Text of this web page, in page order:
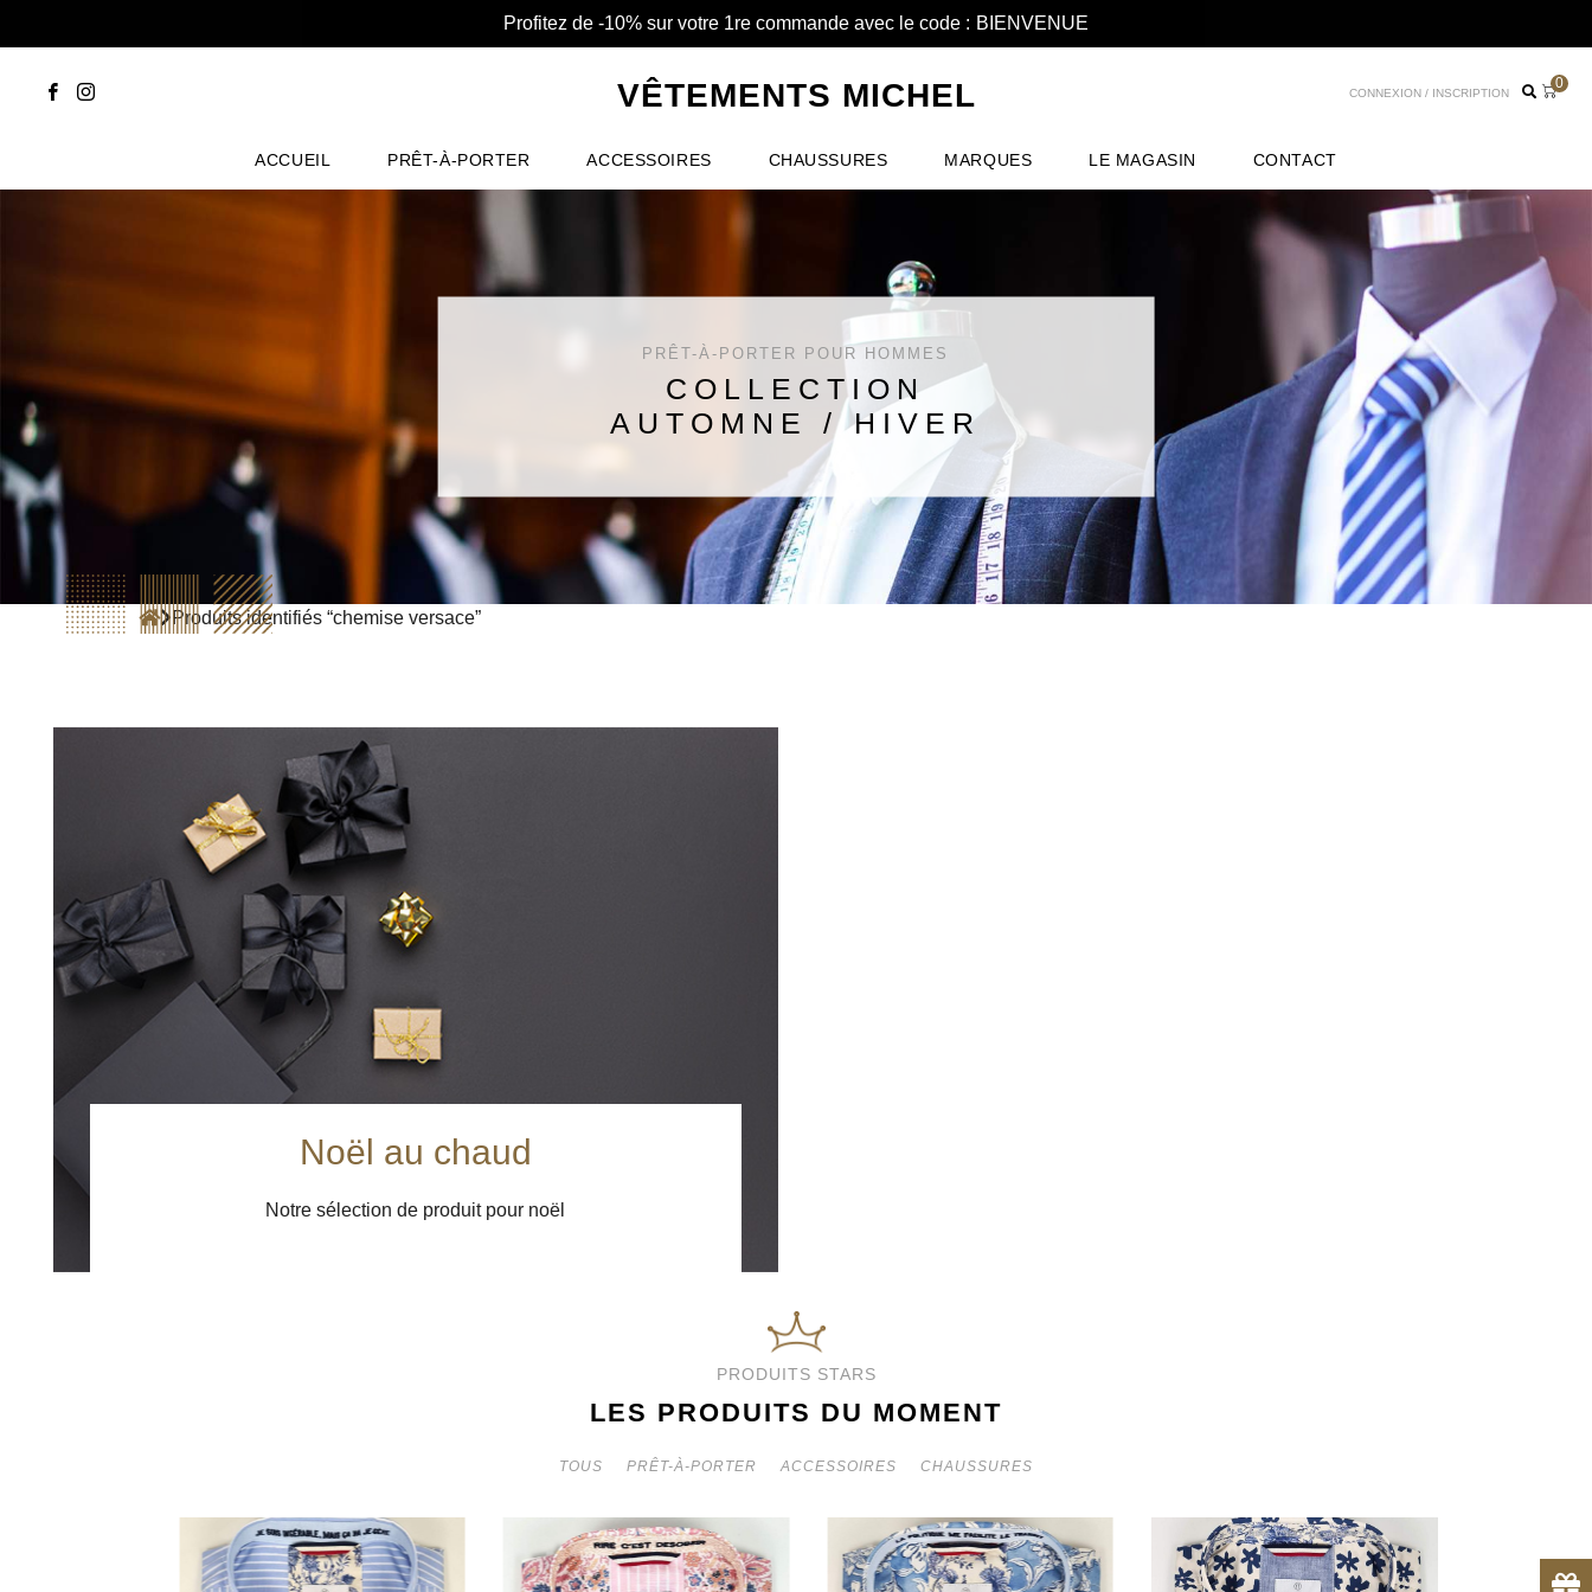
Profitez de -10% sur votre 1re commande avec le code : BIENVENUE
VÊTEMENTS MICHEL CONNEXION / INSCRIPTION
0
ACCUEIL PRÊT-À-PORTER ACCESSOIRES CHAUSSURES MARQUES LE MAGASIN CONTACT
PRÊT-À-PORTER POUR HOMMES
COLLECTION
AUTOMNE / HIVER
Produits identifiés “chemise versace”
Noël au chaud
Notre sélection de produit pour noël
PRODUITS STARS
LES PRODUITS DU MOMENT
TOUS PRÊT-À-PORTER ACCESSOIRES CHAUSSURES
NUMÉROLOGIE
CHEMISE